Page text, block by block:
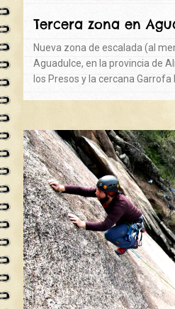
Tercera zona en
Nueva zona de escalada (al
Aguadulce, en la provincia de
los Presos y la cercana Garrofa